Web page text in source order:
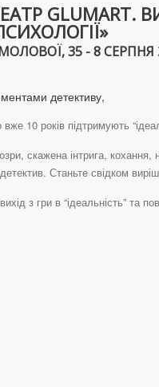
GLUMART.
35 - 8 СЕРПНЯ
детективу,
10 років підтримують
скажена інтрига,
Станьте свідком
з гри в “ідеальність” та